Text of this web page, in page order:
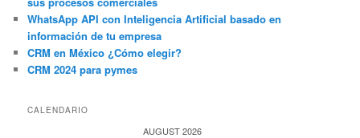
WhatsApp API con Inteligencia Artificial basado en
información de tu empresa
CRM en México ¿Cómo elegir?
CRM 2024 para pymes
CALENDARIO
AUGUST 2026